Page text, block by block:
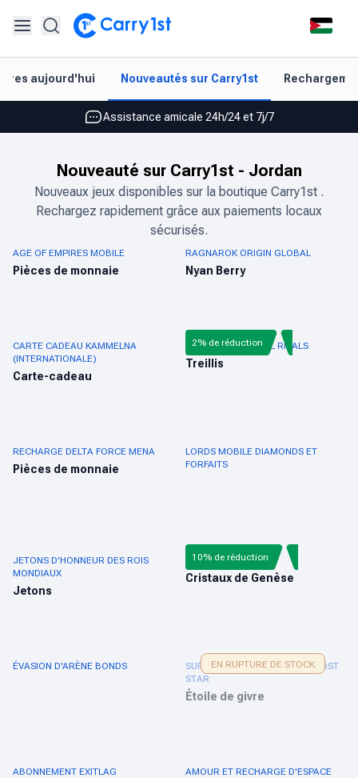
aujourd'hui Nouveautés sur Carry1st
Les meilleures offres pour vos meilleurs jeux
Assistance amicale 24h/24 et 7j/7
Rechargement et livraison instantanés
Les meilleures offres pour vos meilleurs jeux
Noté 4,45 sur Google Play et l'App Store
Nouveauté sur Carry1st - Jordan
Nouveaux jeux disponibles sur la boutique Carry1st .
Rechargez rapidement grâce aux paiements locaux
sécurisés.
AGE OF EMPIRES MOBILE
Pièces de monnaie
RAGNAROK ORIGIN GLOBAL
Nyan Berry
CARTE CADEAU KAMMELNA
(INTERNATIONALE)
Carte-cadeau
RECHARGE MARVEL RIVALS
Treillis
2% de réduction
RECHARGE DELTA FORCE MENA
Pièces de monnaie
LORDS MOBILE DIAMONDS ET
FORFAITS
JETONS D'HONNEUR DES ROIS
MONDIAUX
Jetons
GENSHIN IMPACT
Cristaux de Genèse
10% de réduction
ÉVASION D'ARÈNE BONDS
SURVIE EN PLEIN BLIZZARD FROST
STAR
Étoile de givre
EN RUPTURE DE STOCK
ABONNEMENT EXITLAG
AMOUR ET RECHARGE D'ESPACE